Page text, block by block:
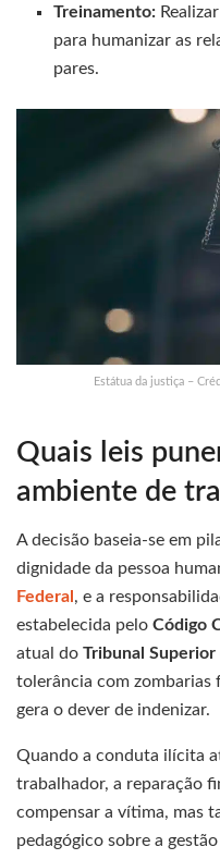
Treinamento:
para humanizar as
pares.
Estátua da justiça –
Quais leis
ambiente de
A decisão baseia-se em
dignidade da pessoa
Federal , e a
estabelecida pelo Código
atual do Tribunal Superior
tolerância com
gera o dever de indenizar.
Quando a conduta ilícita
trabalhador, a reparação
compensar a vítima, mas
pedagógico sobre a